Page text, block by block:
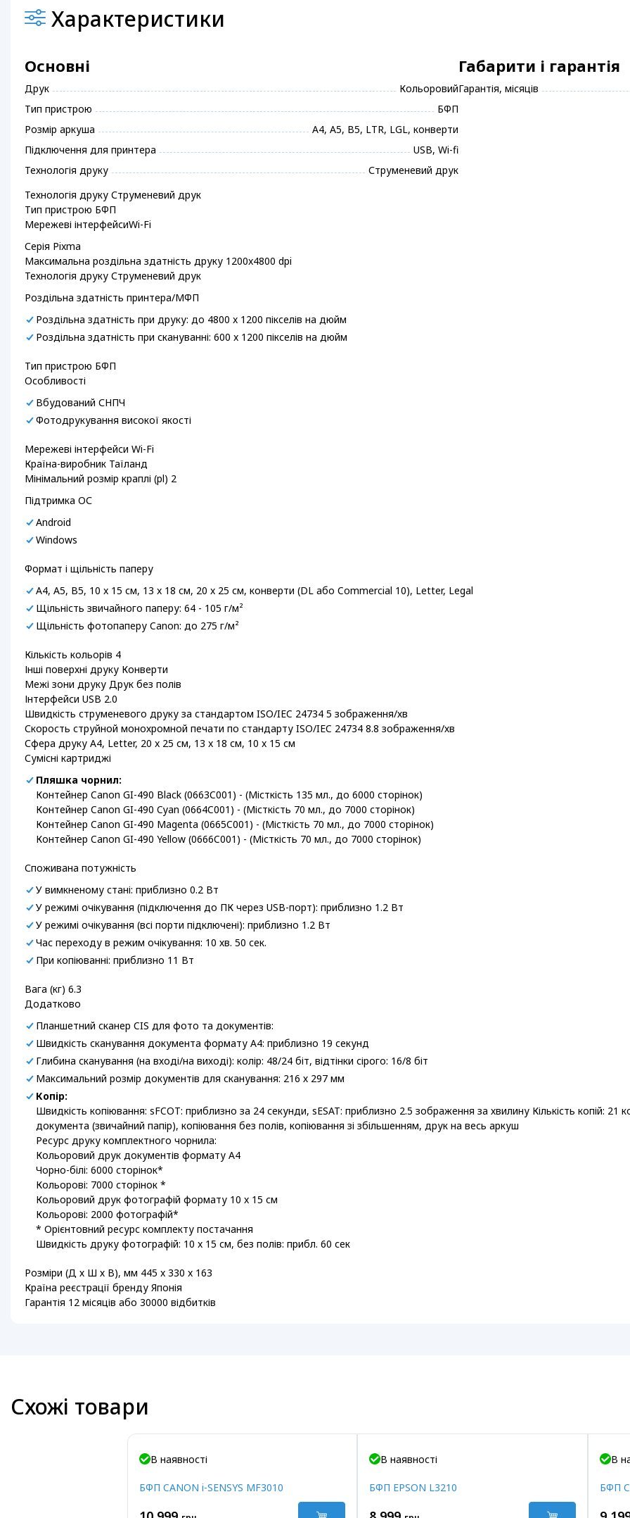
Характеристики
Основні
Друк
Кольоровий
Тип пристрою
БФП
Розмір аркуша
А4, А5, B5, LTR, LGL, конверти
Підключення для принтера
USB, Wi-fi
Технологія друку
Струменевий друк
Габарити і гарантія
Гарантія, місяців
Технологія друку Струменевий друк
Тип пристрою БФП
Мережеві інтерфейсиWi-Fi
Серія Pixma
Максимальна роздільна здатність друку 1200x4800 dpi
Технологія друку Струменевий друк
Роздільна здатність принтера/МФП
Роздільна здатність при друку: до 4800 x 1200 пікселів на дюйм
Роздільна здатність при скануванні: 600 x 1200 пікселів на дюйм
Тип пристрою БФП
Особливості
Вбудований СНПЧ
Фотодрукування високої якості
Мережеві інтерфейси Wi-Fi
Країна-виробник Таїланд
Мінімальний розмір краплі (pl) 2
Підтримка ОС
Android
Windows
Формат і щільність паперу
A4, A5, B5, 10 x 15 см, 13 x 18 см, 20 x 25 см, конверти (DL або Commercial 10), Letter, Legal
Щільність звичайного паперу: 64 - 105 г/м²
Щільність фотопаперу Canon: до 275 г/м²
Кількість кольорів 4
Інші поверхні друку Конверти
Межі зони друку Друк без полів
Інтерфейси USB 2.0
Швидкість струменевого друку за стандартом ISO/IEC 24734 5 зображення/хв
Скорость струйной монохромной печати по стандарту ISO/IEC 24734 8.8 зображення/хв
Сфера друку A4, Letter, 20 x 25 см, 13 x 18 см, 10 x 15 см
Сумісні картриджі
Пляшка чорнил:
Контейнер Canon GI-490 Black (0663C001) - (Місткість 135 мл., до 6000 сторінок)
Контейнер Canon GI-490 Cyan (0664C001) - (Місткість 70 мл., до 7000 сторінок)
Контейнер Canon GI-490 Magenta (0665C001) - (Місткість 70 мл., до 7000 сторінок)
Контейнер Canon GI-490 Yellow (0666C001) - (Місткість 70 мл., до 7000 сторінок)
Споживана потужність
У вимкненому стані: приблизно 0.2 Вт
У режимі очікування (підключення до ПК через USB-порт): приблизно 1.2 Вт
У режимі очікування (всі порти підключені): приблизно 1.2 Вт
Час переходу в режим очікування: 10 хв. 50 сек.
При копіюванні: приблизно 11 Вт
Вага (кг) 6.3
Додатково
Планшетний сканер CIS для фото та документів:
Швидкість сканування документа формату A4: приблизно 19 секунд
Глибина сканування (на вході/на виході): колір: 48/24 біт, відтінки сірого: 16/8 біт
Максимальний розмір документів для сканування: 216 х 297 мм
Копір:
Швидкість копіювання: sFCOT: приблизно за 24 секунди, sESAT: приблизно 2.5 зображення за хвилину Кількість копій: 21
документа (звичайний папір), копіювання без полів, копіювання зі збільшенням, друк на весь аркуш
Ресурс друку комплектного чорнила:
Кольоровий друк документів формату A4
Чорно-білі: 6000 сторінок*
Кольорові: 7000 сторінок *
Кольоровий друк фотографій формату 10 x 15 см
Кольорові: 2000 фотографій*
* Орієнтовний ресурс комплекту постачання
Швидкість друку фотографій: 10 x 15 см, без полів: прибл. 60 сек
Розміри (Д х Ш х В), мм 445 x 330 x 163
Країна реєстрації бренду Японія
Гарантія 12 місяців або 30000 відбитків
Схожі товари
В наявності
БФП CANON i-SENSYS MF3010
В наявності
БФП EPSON L3210
В
БФП